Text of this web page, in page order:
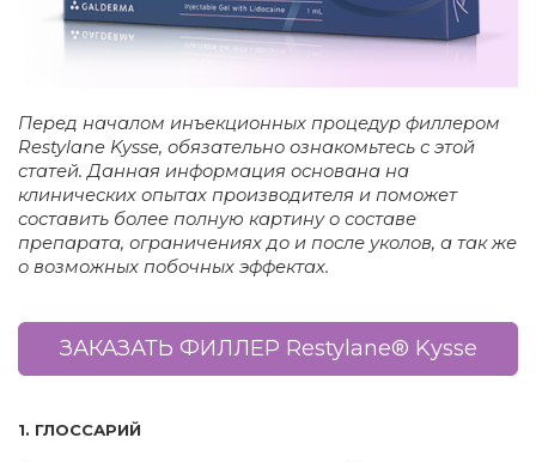
Перед началом инъекционных процедур филлером
Restylane Kysse, обязательно ознакомьтесь с этой
статей. Данная информация основана на
клинических опытах производителя и поможет
составить более полную картину о составе
препарата, ограничениях до и после уколов, а так же
о возможных побочных эффектах.
ЗАКАЗАТЬ ФИЛЛЕР Restylane® Kysse
1. ГЛОССАРИЙ